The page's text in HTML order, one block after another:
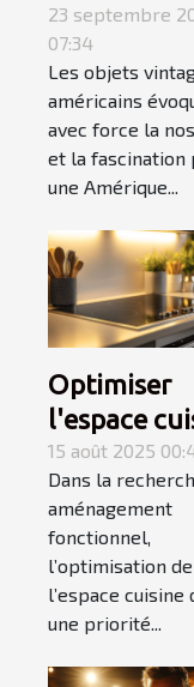
américains
capturent-ils
l'essence
époque
?
23 septembre
07:34
Les objets
américains
avec force la
et la fascination
une Amérique...
Optimiser
l'espace
avec une
électrique
adaptée
15 août 2025
Dans la
aménagement
fonctionnel,
l’optimisation de
l’espace cuisine
une priorité...